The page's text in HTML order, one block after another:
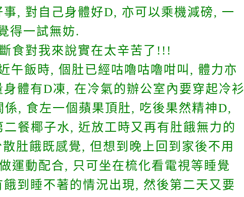
, 對自己身體好D, 亦可以乘機減磅, 一
得一試無妨.
食對我來說實在太辛苦了!!!
午飯時, 個肚已經咕嚕咕嚕咁叫, 體力亦
體有D凍, 在冷氣的辦公室內要穿起冷衫
, 食左一個蘋果頂肚, 吃後果然精神D,
餐椰子水, 近放工時又再有肚餓無力的
肚餓既感覺, 但想到晚上回到家後不用
運動配合, 只可坐在梳化看電視等睡覺
到睡不著的情況出現, 然後第二天又要